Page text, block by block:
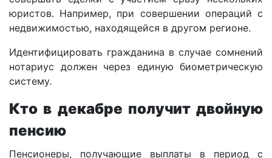
юристов. Например, при совершении операций с
недвижимостью, находящейся в другом регионе.
Идентифицировать гражданина в случае сомнений
нотариус должен через единую биометрическую
систему.
Кто в декабре получит двойную
пенсию
Пенсионеры, получающие выплаты в период с